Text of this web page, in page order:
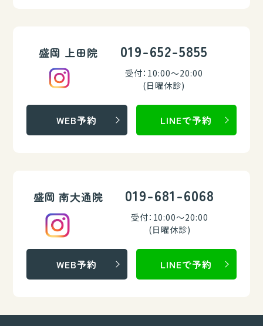
盛岡 上田院 019-652-5855
受付：10:00～20:00
(日曜休診)
WEB予約 LINEで予約
盛岡 南大通院 019-681-6068
受付：10:00～20:00
(日曜休診)
WEB予約 LINEで予約